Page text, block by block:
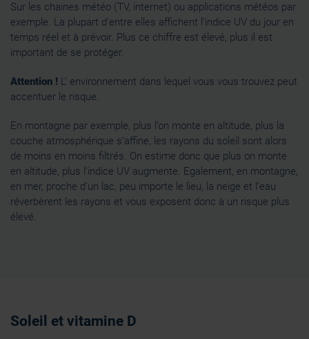
Sur les chaines météo (TV, internet) ou applications météos par
exemple. La plupart d’entre elles affichent l’indice UV du jour en
temps réel et à prévoir. Plus ce chiffre est élevé, plus il est
important de se protéger.
Attention ! L’ environnement dans lequel vous vous trouvez peut
accentuer le risque.
En montagne par exemple, plus l’on monte en altitude, plus la
couche atmosphérique s’affine, les rayons du soleil sont alors
de moins en moins filtrés. On estime donc que plus on monte
en altitude, plus l’indice UV augmente. Egalement, en montagne,
en mer, proche d’un lac, peu importe le lieu, la neige et l’eau
réverbèrent les rayons et vous exposent donc à un risque plus
élevé.
Soleil et vitamine D